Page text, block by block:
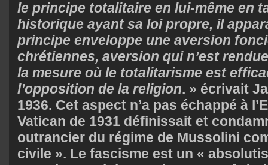
le principe totalitaire en lui-même en
historique ayant sa loi propre, il
principe enveloppe une aversion
chrétiennes, aversion qui n’est
la mesure où le totalitarisme est
l’opposition de la religion. » écrivait
1936. Cet aspect n’a pas échappé à
Vatican de 1931 définissait et
outrancier du régime de Mussolini
civile ». Le fascisme est un «